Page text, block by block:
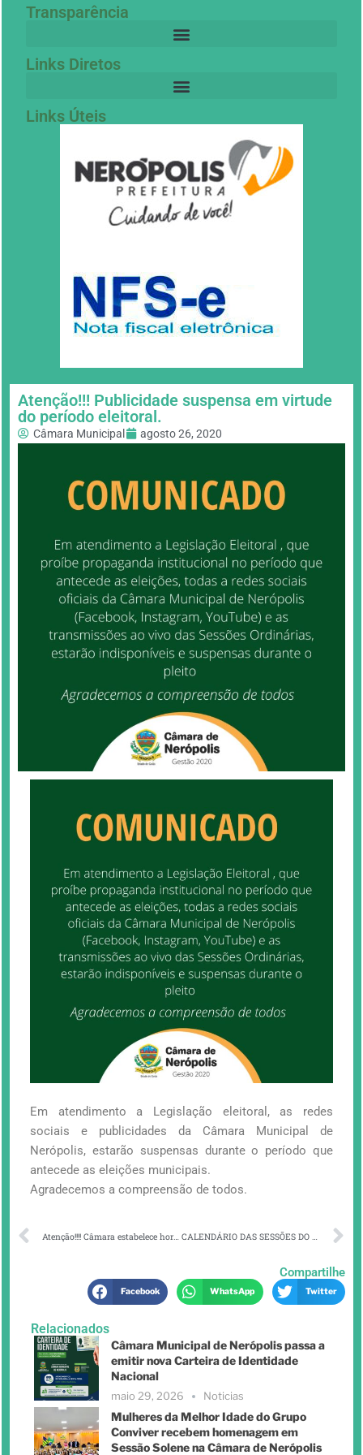
Transparência
Links Diretos
Links Úteis
Atenção!!! Publicidade suspensa em virtude
do período eleitoral.
Câmara Municipal agosto 26, 2020
Em atendimento a Legislação eleitoral, as redes
sociais e publicidades da Câmara Municipal de
Nerópolis, estarão suspensas durante o período que
antecede as eleições municipais.
Agradecemos a compreensão de todos.
Atenção!!!! Câmara estabelece horário de expediente administrativo durante o recesso parlamentar. CALENDÁRIO DAS SESSÕES DO MÊS DE SETEMBRO
Compartilhe
Facebook WhatsApp Twitter
Relacionados
Câmara Municipal de Nerópolis passa a
emitir nova Carteira de Identidade
Nacional
maio 29, 2026 Noticias
Mulheres da Melhor Idade do Grupo
Conviver recebem homenagem em
Sessão Solene na Câmara de Nerópolis